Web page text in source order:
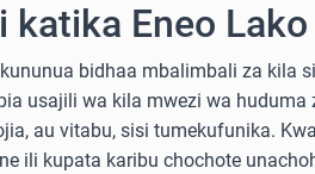
katika Eneo Lako
bidhaa mbalimbali za kila
usajili wa kila mwezi wa
au vitabu, sisi tumekufunika.
ili kupata karibu chochote